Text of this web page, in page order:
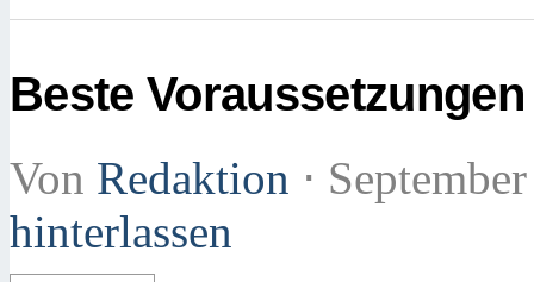
Beste
Von Redaktion ⋅
hinterlassen